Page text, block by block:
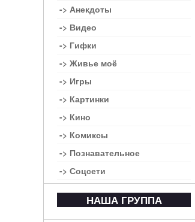
-> Анекдоты
-> Видео
-> Гифки
-> Живье моё
-> Игры
-> Картинки
-> Кино
-> Комиксы
-> Познавательное
-> Соцсети
НАША ГРУППА